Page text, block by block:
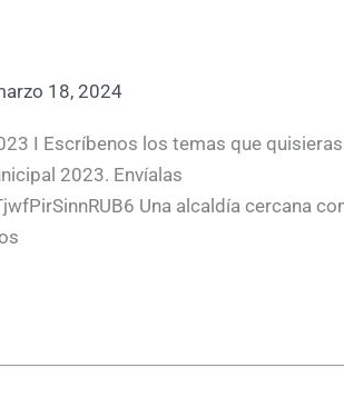
18, 2024
I Escríbenos los temas que
2023. Envíalas
Una alcaldía cercana